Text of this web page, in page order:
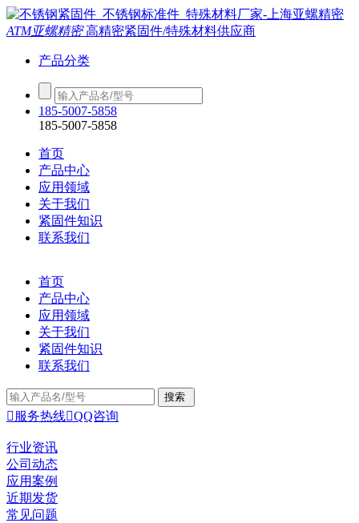
ATM亚螺精密高精密紧固件/特殊材料供应商
产品分类
185-5007-5858
185-5007-5858
首页
产品中心
应用领域
关于我们
紧固件知识
联系我们
首页
产品中心
应用领域
关于我们
紧固件知识
联系我们
 服务热线QQ咨询
行业资讯
公司动态
应用案例
近期发货
常见问题